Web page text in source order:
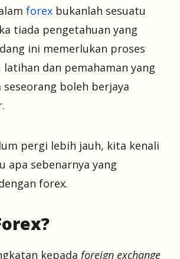
forex bukanlah sesuatu
tiada pengetahuan yang
ini memerlukan proses
latihan dan pemahaman yang
boleh berjaya
pergi lebih jauh, kita kenali
apa sebenarnya yang
forex.
kepada foreign exchange